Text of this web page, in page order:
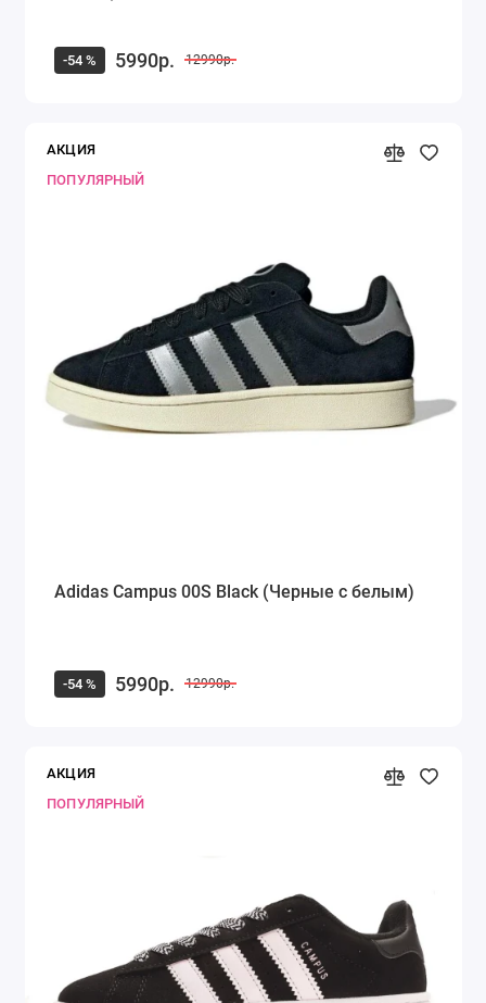
-54 % 5990р. 12990р.
АКЦИЯ
ПОПУЛЯРНЫЙ
Adidas Campus 00S Black (Черные с белым)
-54 % 5990р. 12990р.
АКЦИЯ
ПОПУЛЯРНЫЙ